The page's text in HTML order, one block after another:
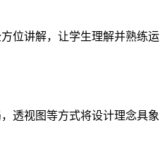
位讲解，让学生理解并熟练运
透视图等方式将设计理念具象